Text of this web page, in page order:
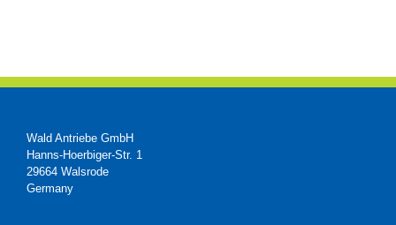
Wald Antriebe GmbH
Hanns-Hoerbiger-Str. 1
29664 Walsrode
Germany